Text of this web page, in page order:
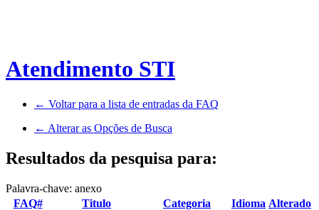
Atendimento STI
← Voltar para a lista de entradas da FAQ
← Alterar as Opções de Busca
Resultados da pesquisa para:
Palavra-chave: anexo
FAQ#
Titulo Categoria Idioma Alterado